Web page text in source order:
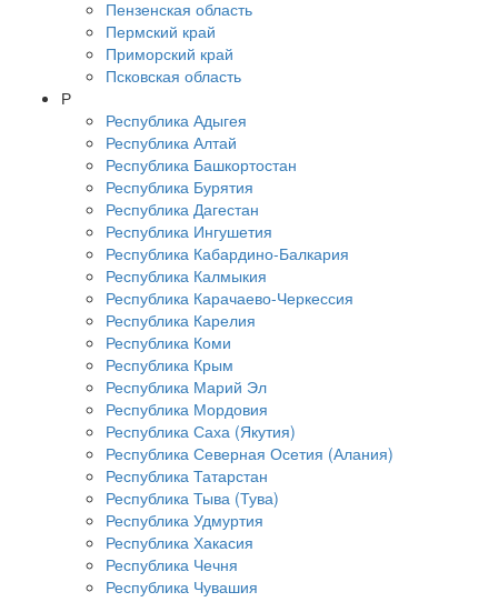
Пензенская область
Пермский край
Приморский край
Псковская область
Р
Республика Адыгея
Республика Алтай
Республика Башкортостан
Республика Бурятия
Республика Дагестан
Республика Ингушетия
Республика Кабардино-Балкария
Республика Калмыкия
Республика Карачаево-Черкессия
Республика Карелия
Республика Коми
Республика Крым
Республика Марий Эл
Республика Мордовия
Республика Саха (Якутия)
Республика Северная Осетия (Алания)
Республика Татарстан
Республика Тыва (Тува)
Республика Удмуртия
Республика Хакасия
Республика Чечня
Республика Чувашия